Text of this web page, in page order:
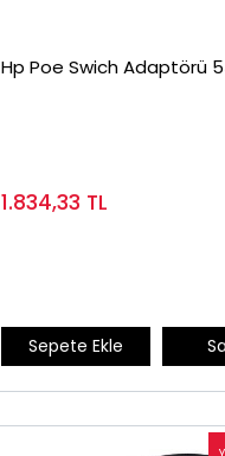
Hp Poe Swich Adaptörü
1.834,33 TL
Sepete Ekle